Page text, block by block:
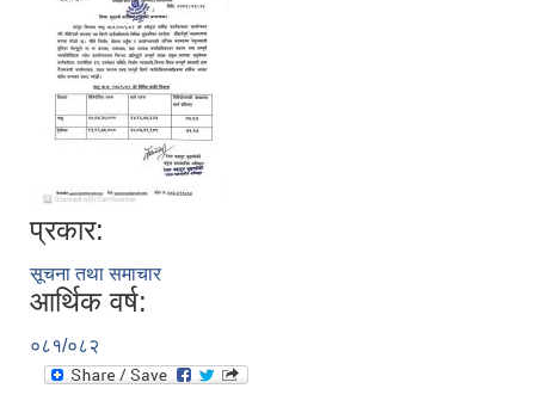
प्रकार:
सूचना तथा समाचार
आर्थिक वर्ष:
०८१/०८२